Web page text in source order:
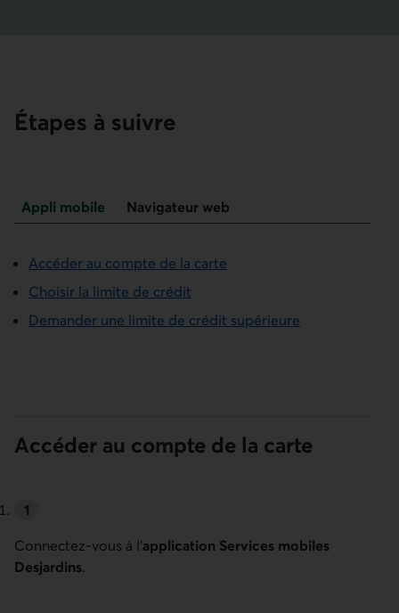
Étapes à suivre
de
Appli mobile Navigateur web
Accéder au compte de la carte
Choisir la limite de crédit
Demander une limite de crédit supérieure
Accéder au compte de la carte
Connectez-vous à l’application Services mobiles
Desjardins.